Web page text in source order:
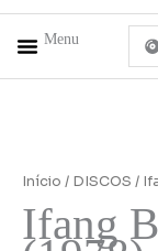
Menu
Início / DISCOS /
Ifang